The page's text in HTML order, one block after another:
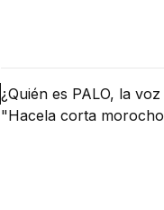
¿Quién es PALO, la
"Hacela corta